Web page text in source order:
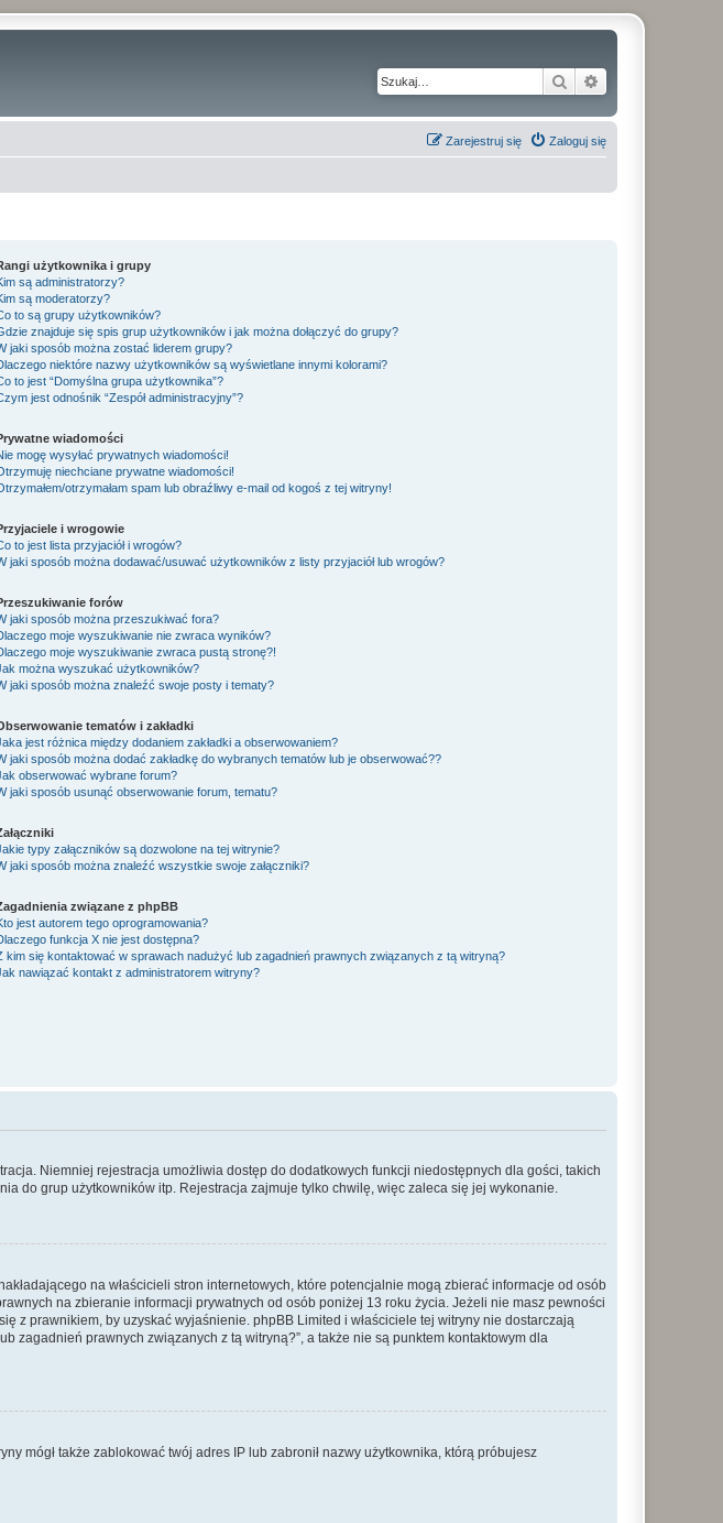
Szukaj
Zaloguj się
Zarejestruj się
użytkownika i grupy
są administratorzy?
są moderatorzy?
to są grupy użytkowników?
znajduje się spis grup użytkowników i jak można dołączyć do grupy?
jaki sposób można zostać liderem grupy?
niektóre nazwy użytkowników są wyświetlane innymi kolorami?
to jest “Domyślna grupa użytkownika”?
jest odnośnik “Zespół administracyjny”?
wiadomości
mogę wysyłać prywatnych wiadomości!
niechciane prywatne wiadomości!
otrzymałam spam lub obraźliwy e-mail od kogoś z tej witryny!
i wrogowie
to jest lista przyjaciół i wrogów?
jaki sposób można dodawać/usuwać użytkowników z listy przyjaciół lub wrogów?
forów
jaki sposób można przeszukiwać fora?
moje wyszukiwanie nie zwraca wyników?
moje wyszukiwanie zwraca pustą stronę?!
można wyszukać użytkowników?
jaki sposób można znaleźć swoje posty i tematy?
tematów i zakładki
jest różnica między dodaniem zakładki a obserwowaniem?
jaki sposób można dodać zakładkę do wybranych tematów lub je obserwować??
obserwować wybrane forum?
jaki sposób usunąć obserwowanie forum, tematu?
typy załączników są dozwolone na tej witrynie?
jaki sposób można znaleźć wszystkie swoje załączniki?
związane z phpBB
jest autorem tego oprogramowania?
funkcja X nie jest dostępna?
kim się kontaktować w sprawach nadużyć lub zagadnień prawnych związanych z tą witryną?
nawiązać kontakt z administratorem witryny?
Niemniej rejestracja umożliwia dostęp do dodatkowych funkcji niedostępnych dla gości, takich
do grup użytkowników itp. Rejestracja zajmuje tylko chwilę, więc zaleca się jej wykonanie.
na właścicieli stron internetowych, które potencjalnie mogą zbierać informacje od osób
na zbieranie informacji prywatnych od osób poniżej 13 roku życia. Jeżeli nie masz pewności
z prawnikiem, by uzyskać wyjaśnienie. phpBB Limited i właściciele tej witryny nie dostarczają
zagadnień prawnych związanych z tą witryną?”, a także nie są punktem kontaktowym dla
mógł także zablokować twój adres IP lub zabronił nazwy użytkownika, którą próbujesz